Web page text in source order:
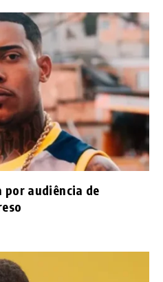
por audiência de